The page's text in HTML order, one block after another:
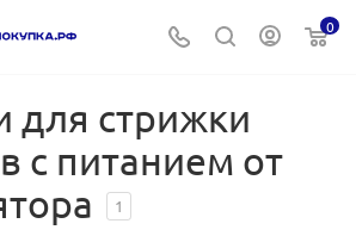
0
стрижки
с питанием от
1